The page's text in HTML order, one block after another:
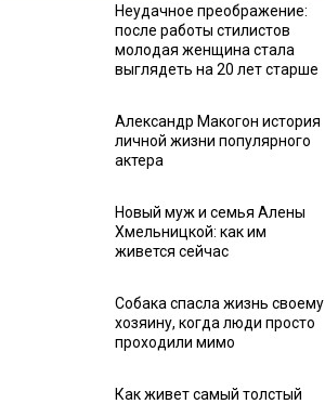
Неудачное преображение:
после работы стилистов
молодая женщина стала
выглядеть на 20 лет старше
Александр Макогон история
личной жизни популярного
актера
Новый муж и семья Алены
Хмельницкой: как им
живется сейчас
Собака спасла жизнь своему
хозяину, когда люди просто
проходили мимо
Как живет самый толстый